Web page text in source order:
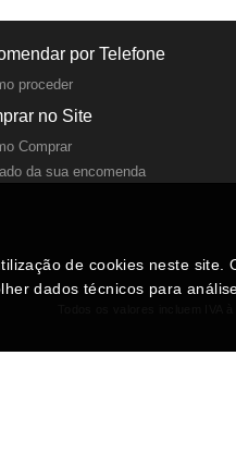
por Telefone
proceder
no Site
Comprar
da sua encomenda
de cookies neste site.
dados técnicos para